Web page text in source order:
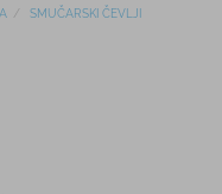
SMUČARSKI ČEVLJI